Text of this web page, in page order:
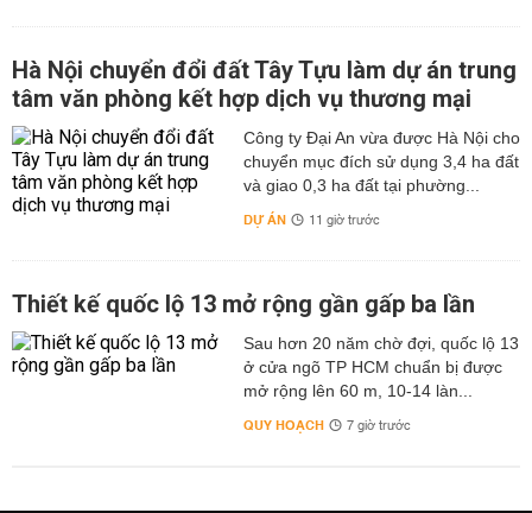
Hà Nội chuyển đổi đất Tây Tựu làm dự án trung
tâm văn phòng kết hợp dịch vụ thương mại
Công ty Đại An vừa được Hà Nội cho
chuyển mục đích sử dụng 3,4 ha đất
và giao 0,3 ha đất tại phường...
DỰ ÁN 11 giờ trước
Thiết kế quốc lộ 13 mở rộng gần gấp ba lần
Sau hơn 20 năm chờ đợi, quốc lộ 13
ở cửa ngõ TP HCM chuẩn bị được
mở rộng lên 60 m, 10-14 làn...
QUY HOẠCH 7 giờ trước